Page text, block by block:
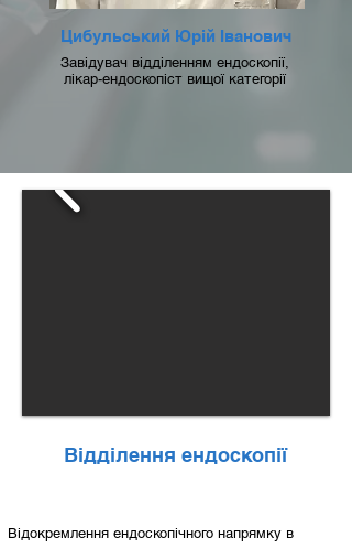
Цибульський Юрій Іванович
Завідувач відділенням ендоскопії,
лікар-ендоскопіст вищої категорії
Відділення ендоскопії
Відокремлення ендоскопічного напрямку в